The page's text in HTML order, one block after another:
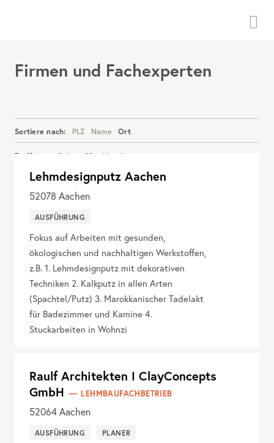
Firmen und Fachexperten
Sortiere nach: PLZ Name Ort
Treffer pro Seite: 20 40 alle
Details anzeigen
Lehmdesignputz Aachen
52078 Aachen
AUSFÜHRUNG
Fokus auf Arbeiten mit gesunden,
ökologischen und nachhaltigen Werkstoffen,
z.B. 1. Lehmdesignputz mit dekorativen
Techniken 2. Kalkputz in allen Arten
(Spachtel/Putz) 3. Marokkanischer Tadelakt
für Badezimmer und Kamine 4.
Stuckarbeiten in Wohnzi
Raulf Architekten I ClayConcepts
GmbH
LEHMBAUFACHBETRIEB
52064Aachen
AUSFÜHRUNG PLANER